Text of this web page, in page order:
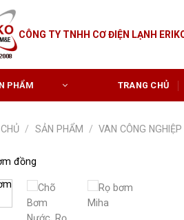
CÔNG TY TNHH CƠ ĐIỆN LẠNH
PHẨM TRANG CHỦ
/ SẢN PHẨM / VAN CÔNG NGHIỆP